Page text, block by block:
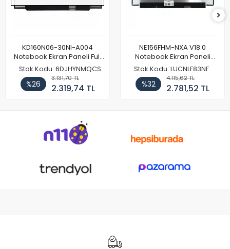
KD160N06-30NI-A004
Notebook Ekran Paneli Full
HD
Stok Kodu: 6DJHYNMQCS
%26
3.131,70 TL
2.319,74 TL
NE156FHM-NXA V18.0
Notebook Ekran Paneli
144Hz
Stok Kodu: LUCNLF83NF
%32
4.115,62 TL
2.781,52 TL